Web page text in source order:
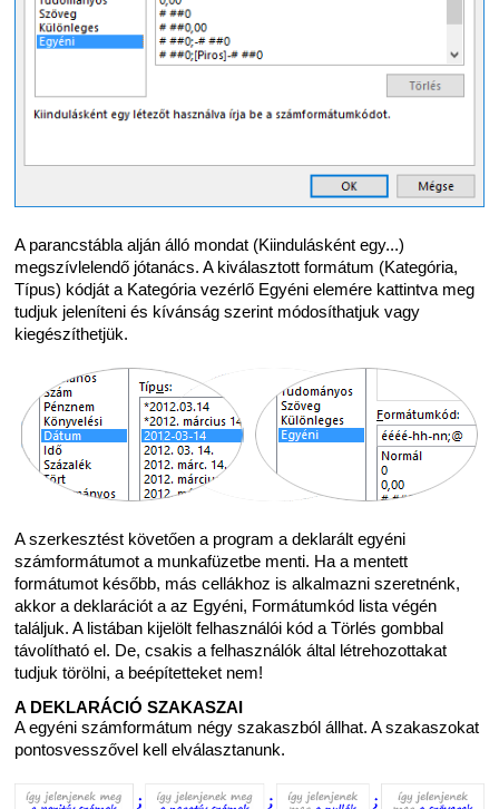
A parancstábla alján álló mondat (Kiindulásként egy...)
megszívlelendő jótanács. A kiválasztott formátum (Kategória,
Típus) kódját a Kategória vezérlő Egyéni elemére kattintva meg
tudjuk jeleníteni és kívánság szerint módosíthatjuk vagy
kiegészíthetjük.
A szerkesztést követően a program a deklarált egyéni
számformátumot a munkafüzetbe menti. Ha a mentett
formátumot később, más cellákhoz is alkalmazni szeretnénk,
akkor a deklarációt a az Egyéni, Formátumkód lista végén
találjuk. A listában kijelölt felhasználói kód a Törlés gombbal
távolítható el. De, csakis a felhasználók által létrehozottakat
tudjuk törölni, a beépítetteket nem!
A DEKLARÁCIÓ SZAKASZAI
A egyéni számformátum négy szakaszból állhat. A szakaszokat
pontosvesszővel kell elválasztanunk.